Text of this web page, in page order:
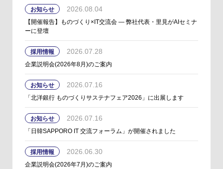
お知らせ 2026.08.04
【開催報告】ものづくり×IT交流会 ― 弊社代表・里見がAIセミナ
ーに登壇
採用情報 2026.07.28
企業説明会(2026年8月)のご案内
お知らせ 2026.07.16
「北洋銀行 ものづくりサステナフェア2026」に出展します
お知らせ 2026.07.16
「日韓SAPPORO IT 交流フォーラム」が開催されました
採用情報 2026.06.30
企業説明会(2026年7月)のご案内